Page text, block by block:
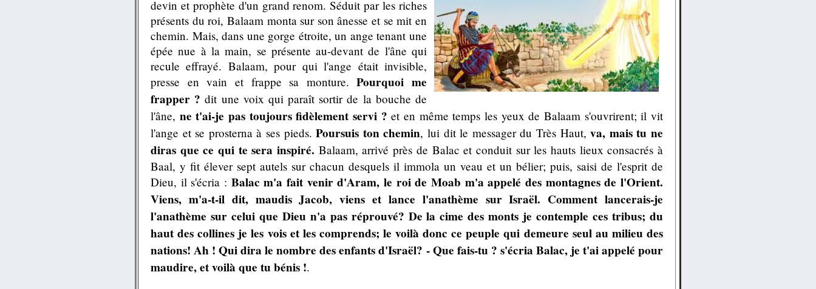
devin et prophète d'un grand renom. Séduit par les riches
présents du roi, Balaam monta sur son ânesse et se mit en
chemin. Mais, dans une gorge étroite, un ange tenant une
épée nue à la main, se présente au-devant de l'âne qui
recule effrayé. Balaam, pour qui l'ange était invisible,
presse en vain et frappe sa monture.Pourquoi me
frapper ? dit une voix qui paraît sortir de la bouche de
l'âne, ne t'ai-je pas toujours fidèlement servi ? et en même temps les yeux de Balaam s'ouvrirent; il vit
l'ange et se prosterna à ses pieds.Poursuis ton chemin, lui dit le messager du Très Haut,va, mais tu ne
diras que ce qui te sera inspiré. Balaam, arrivé près de Balac et conduit sur les hauts lieux consacrés à
Baal, y fit élever sept autels sur chacun desquels il immola un veau et un bélier; puis, saisi de l'esprit de
Dieu, il s'écria : Balac m'a fait venir d'Aram, le roi de Moab m'a appelé des montagnes de l'Orient.
Viens, m'a-t-il dit, maudis Jacob, viens et lance l'anathème sur Israël. Comment lancerais-je
l'anathème sur celui que Dieu n'a pas réprouvé? De la cime des monts je contemple ces tribus; du
haut des collines je les vois et les comprends; le voilà donc ce peuple qui demeure seul au milieu des
nations! Ah ! Qui dira le nombre des enfants d'Israël? - Que fais-tu ? s'écria Balac, je t'ai appelé pour
maudire, et voilà que tu bénis !.